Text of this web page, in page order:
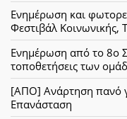
Ενημέρωση και
Φεστιβάλ Κοινωνικής,
Ενημέρωση από το 8ο
τοποθετήσεις των
[ΑΠΟ] Ανάρτηση πανό
Επανάσταση